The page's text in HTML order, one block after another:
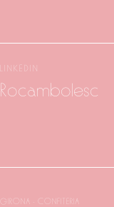
LINKEDIN
Rocambolesc
GIRONA - CONFITERIA